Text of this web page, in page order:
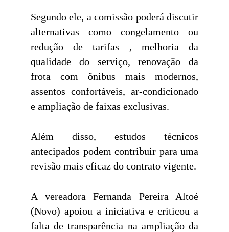
Segundo ele, a comissão poderá discutir
alternativas como congelamento ou
redução de tarifas , melhoria da
qualidade do serviço, renovação da
frota com ônibus mais modernos,
assentos confortáveis, ar-condicionado
e ampliação de faixas exclusivas.
Além disso, estudos técnicos
antecipados podem contribuir para uma
revisão mais eficaz do contrato vigente.
A vereadora Fernanda Pereira Altoé
(Novo) apoiou a iniciativa e criticou a
falta de transparência na ampliação da